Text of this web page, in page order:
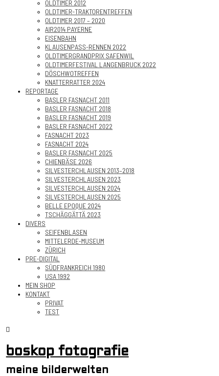
OLDTIMER 2012
OLDTIMER-TRAKTORENTREFFEN
OLDTIMER 2017 – 2020
AIR2014 PAYERNE
EISENBAHN
KLAUSENPASS-RENNEN 2022
OLDTIMERGRANDPRIX SAFENWIL
OLDTIMERFESTIVAL LANGENBRUCK 2022
DÖSCHWOTREFFEN
KNATTERRATTER 2024
REPORTAGE
BASLER FASNACHT 2011
BASLER FASNACHT 2018
BASLER FASNACHT 2019
BASLER FASNACHT 2022
FASNACHT 2023
FASNACHT 2024
BASLER FASNACHT 2025
CHIENBÄSE 2026
SILVESTERCHLAUSEN 2013–2018
SILVESTERCHLAUSEN 2023
SILVESTERCHLAUSEN 2024
SILVESTERCHLAUSEN 2025
BELLE EPOQUE 2024
TSCHÄGGÄTTÄ 2023
DIVERS
SEIFENBLASEN
MITTELERDE-MUSEUM
ZÜRICH
PRE-DIGITAL
SÜDFRANKREICH 1980
USA 1992
MEIN SHOP
KONTAKT
PRIVAT
TEST
boskop fotografie
meine bilderwelten